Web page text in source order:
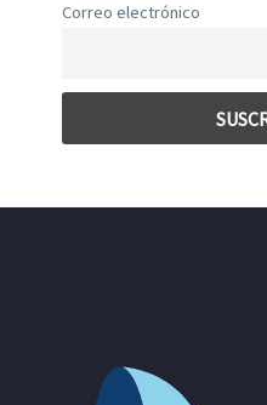
Correo electrónico